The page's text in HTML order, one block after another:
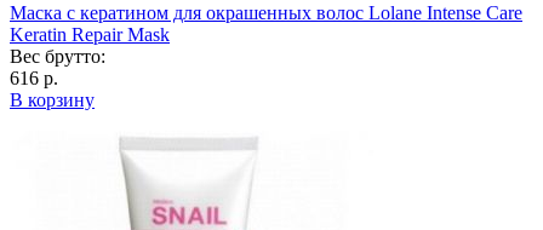
Маска с кератином для окрашенных волос Lolane Intense Care
Keratin Repair Mask
Вес брутто:
616 р.
В корзину